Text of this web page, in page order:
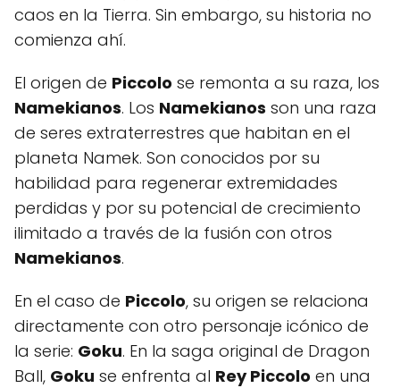
caos en la Tierra. Sin embargo, su historia no
comienza ahí.
El origen de Piccolo se remonta a su raza, los
Namekianos. Los Namekianos son una raza
de seres extraterrestres que habitan en el
planeta Namek. Son conocidos por su
habilidad para regenerar extremidades
perdidas y por su potencial de crecimiento
ilimitado a través de la fusión con otros
Namekianos.
En el caso de Piccolo, su origen se relaciona
directamente con otro personaje icónico de
la serie: Goku. En la saga original de Dragon
Ball, Goku se enfrenta al Rey Piccolo en una